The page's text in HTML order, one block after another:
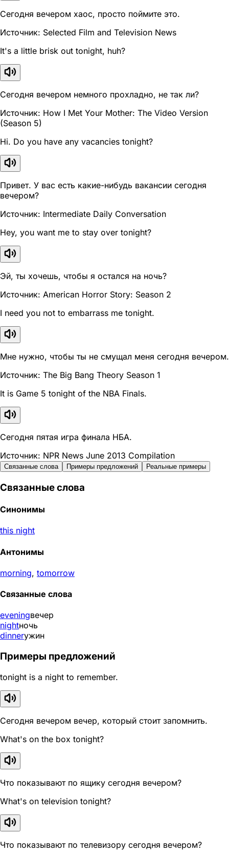
Сегодня вечером хаос, просто поймите это.
Источник: Selected Film and Television News
It's a little brisk out tonight, huh?
Сегодня вечером немного прохладно, не так ли?
Источник: How I Met Your Mother: The Video Version
(Season 5)
Hi. Do you have any vacancies tonight?
Привет. У вас есть какие-нибудь вакансии сегодня
вечером?
Источник: Intermediate Daily Conversation
Hey, you want me to stay over tonight?
Эй, ты хочешь, чтобы я остался на ночь?
Источник: American Horror Story: Season 2
I need you not to embarrass me tonight.
Мне нужно, чтобы ты не смущал меня сегодня вечером.
Источник: The Big Bang Theory Season 1
It is Game 5 tonight of the NBA Finals.
Сегодня пятая игра финала НБА.
Источник: NPR News June 2013 Compilation
Связанные слова Примеры предложений Реальные примеры
Связанные слова
Синонимы
this night
Антонимы
morning, tomorrow
Связанные слова
eveningвечер
nightночь
dinnerужин
Примеры предложений
tonight is a night to remember.
Сегодня вечером вечер, который стоит запомнить.
What's on the box tonight?
Что показывают по ящику сегодня вечером?
What's on television tonight?
Что показывают по телевизору сегодня вечером?